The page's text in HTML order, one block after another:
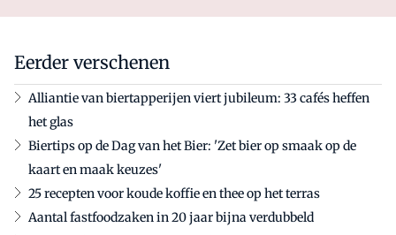
Eerder verschenen
Alliantie van biertapperijen viert jubileum: 33 cafés heffen
het glas
Biertips op de Dag van het Bier: 'Zet bier op smaak op de
kaart en maak keuzes'
25 recepten voor koude koffie en thee op het terras
Aantal fastfoodzaken in 20 jaar bijna verdubbeld